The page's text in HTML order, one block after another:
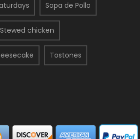
Sopa de Pollo
Stewed chicken
Tostones